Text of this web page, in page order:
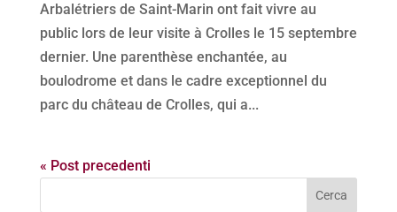
Arbalétriers de Saint-Marin ont fait vivre au
public lors de leur visite à Crolles le 15 septembre
dernier. Une parenthèse enchantée, au
boulodrome et dans le cadre exceptionnel du
parc du château de Crolles, qui a...
« Post precedenti